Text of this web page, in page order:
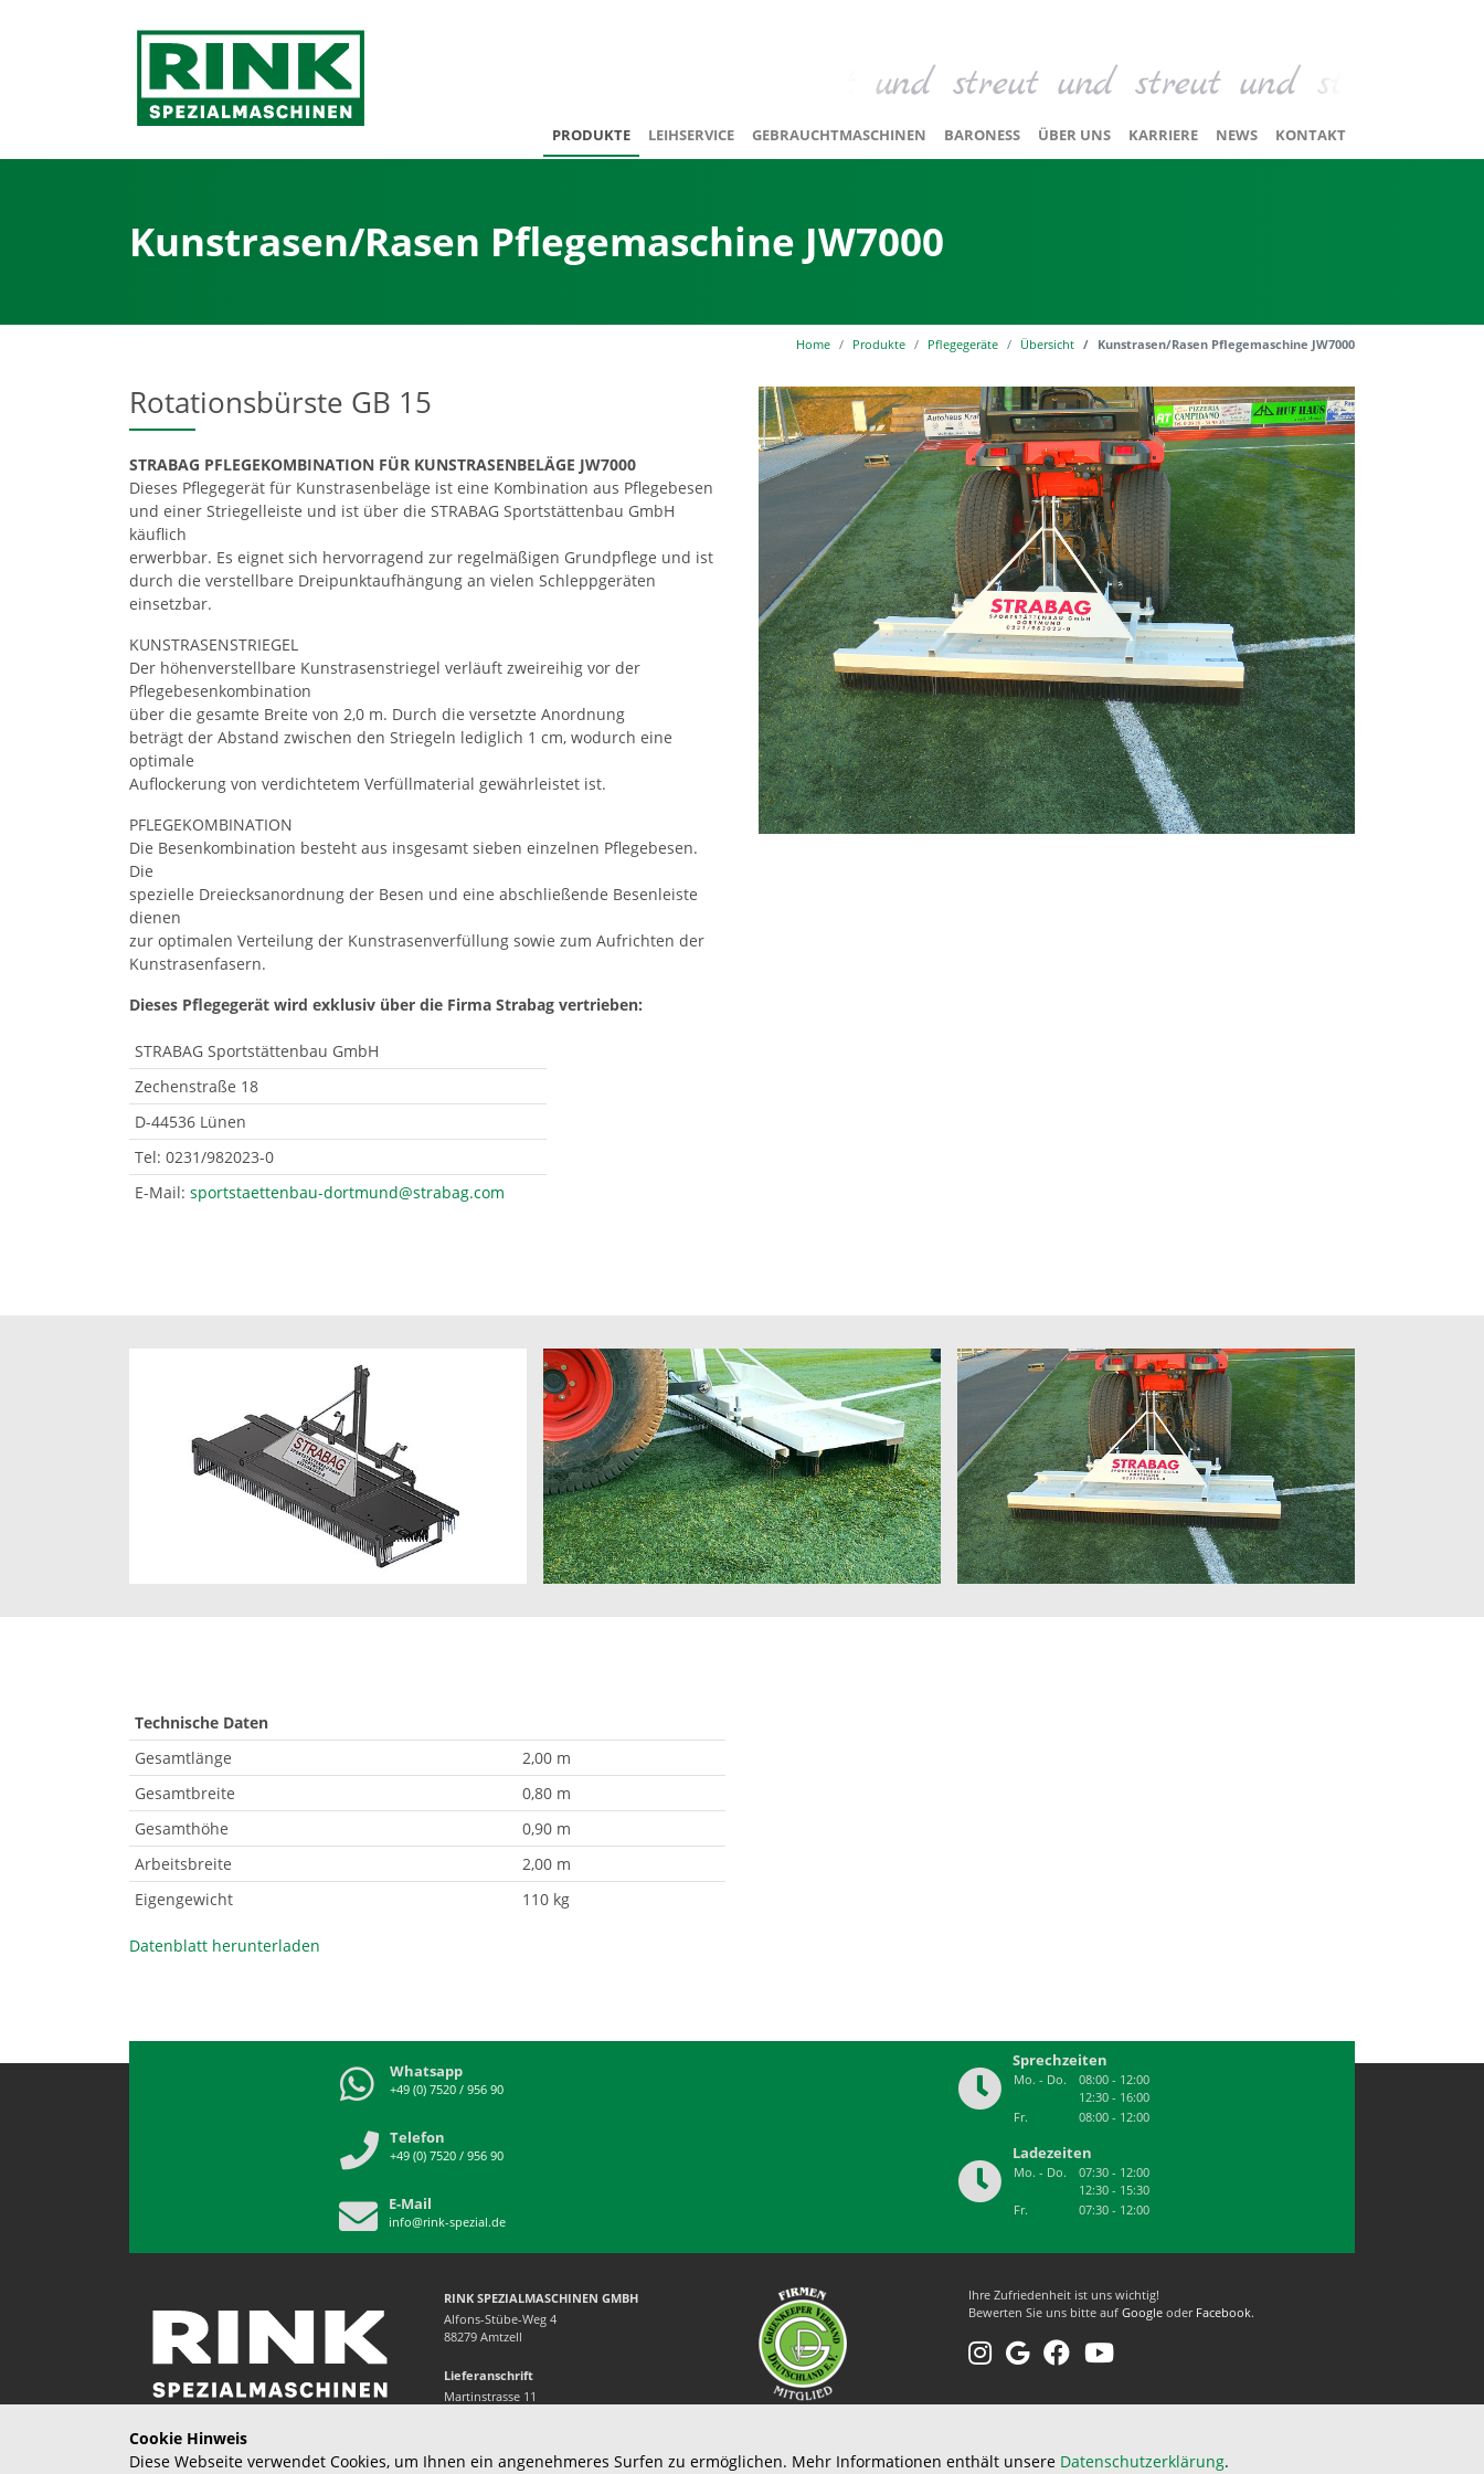
PRODUKTE LEIHSERVICE GEBRAUCHTMASCHINEN BARONESS ÜBER UNS KARRIERE NEWS KONTAKT
Kunstrasen/Rasen Pflegemaschine JW7000
Home Produkte Pflegegeräte Übersicht Kunstrasen/Rasen Pflegemaschine JW7000
Rotationsbürste GB 15
STRABAG PFLEGEKOMBINATION FÜR KUNSTRASENBELÄGE JW7000
Dieses Pflegegerät für Kunstrasenbeläge ist eine Kombination aus Pflegebesen
und einer Striegelleiste und ist über die STRABAG Sportstättenbau GmbH
käuflich
erwerbbar. Es eignet sich hervorragend zur regelmäßigen Grundpflege und ist
durch die verstellbare Dreipunktaufhängung an vielen Schleppgeräten
einsetzbar.
KUNSTRASENSTRIEGEL
Der höhenverstellbare Kunstrasenstriegel verläuft zweireihig vor der
Pflegebesenkombination
über die gesamte Breite von 2,0 m. Durch die versetzte Anordnung
beträgt der Abstand zwischen den Striegeln lediglich 1 cm, wodurch eine
optimale
Auflockerung von verdichtetem Verfüllmaterial gewährleistet ist.
PFLEGEKOMBINATION
Die Besenkombination besteht aus insgesamt sieben einzelnen Pflegebesen.
Die
spezielle Dreiecksanordnung der Besen und eine abschließende Besenleiste
dienen
zur optimalen Verteilung der Kunstrasenverfüllung sowie zum Aufrichten der
Kunstrasenfasern.
Dieses Pflegegerät wird exklusiv über die Firma Strabag vertrieben:
STRABAG Sportstättenbau GmbH
Zechenstraße 18
D-44536 Lünen
Tel: 0231/982023-0
E-Mail: sportstaettenbau-dortmund@strabag.com
Technische Daten
Gesamtlänge
2,00 m
Gesamtbreite
0,80 m
Gesamthöhe
0,90 m
Arbeitsbreite
2,00 m
Eigengewicht
110 kg
Datenblatt herunterladen
Whatsapp
+49 (0) 7520 / 956 90
Telefon
+49 (0) 7520 / 956 90
E-Mail
info@rink-spezial.de
Sprechzeiten
Mo. - Do.
08:00 - 12:00
12:30 - 16:00
Fr.
08:00 - 12:00
Ladezeiten
Mo. - Do.
07:30 - 12:00
12:30 - 15:30
Fr.
07:30 - 12:00
RINK SPEZIALMASCHINEN GMBH
Alfons-Stübe-Weg 4
88279 Amtzell
Lieferanschrift
Martinstrasse 11
Ihre Zufriedenheit ist uns wichtig!
Bewerten Sie uns bitte auf Google oder Facebook.
Cookie Hinweis
Diese Webseite verwendet Cookies, um Ihnen ein angenehmeres Surfen zu ermöglichen. Mehr Informationen enthält unsere Datenschutzerklärung.